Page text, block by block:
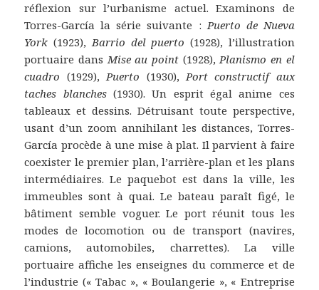
réflexion sur l’urbanisme actuel. Examinons de
Torres-García la série suivante :Puerto de Nueva
York (1923),Barrio del puerto (1928), l’illustration
portuaire dansMise au point (1928),Planismo en el
cuadro (1929),Puerto (1930),Port constructif aux
taches blanches(1930). Un esprit égal anime ces
tableaux et dessins. Détruisant toute perspective,
usant d’un zoom annihilant les distances, Torres-
García procède à une mise à plat. Il parvient à faire
coexister le premier plan, l’arrière-plan et les plans
intermédiaires. Le paquebot est dans la ville, les
immeubles sont à quai. Le bateau paraît figé, le
bâtiment semble voguer. Le port réunit tous les
modes de locomotion ou de transport (navires,
camions, automobiles, charrettes). La ville
portuaire affiche les enseignes du commerce et de
l’industrie (« Tabac », « Boulangerie », « Entreprise